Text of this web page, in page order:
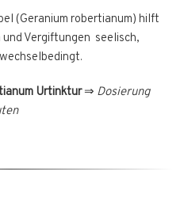
(Geranium robertianum) hilft
Vergiftungen seelisch,
Urtinktur⇒ Dosierung